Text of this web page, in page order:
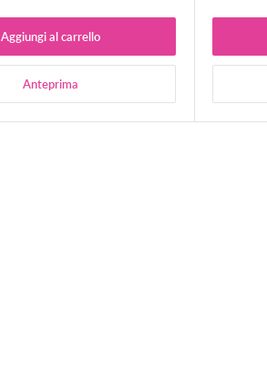
Aggiungi al carrello
Anteprima